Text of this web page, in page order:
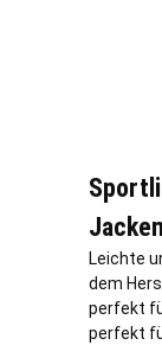
Jacken
Leichte
dem
perfekt
perfekt